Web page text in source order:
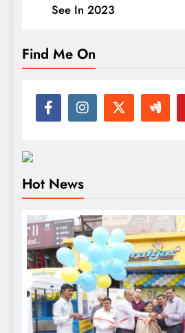
See In 2023
Find Me On
Hot News